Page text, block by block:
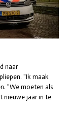
naar
"Ik maak
"We moeten als
nieuwe jaar in te